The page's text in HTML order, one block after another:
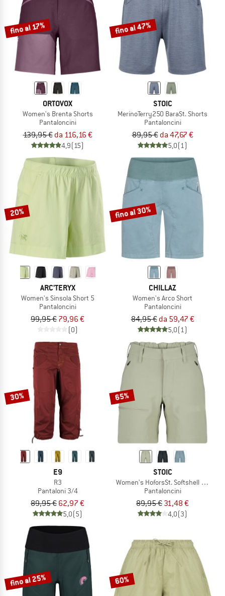
fino al 17%
ORTOVOX
Women's Brenta Shorts
Pantaloncini
139,95 € da 116,16 €
4,9(15)
fino al 47%
STOIC
MerinoTerry250 BaraSt. Shorts
Pantaloncini
89,95 € da 47,67 €
5,0(1)
20%
ARC'TERYX
Women's Sinsola Short 5
Pantaloncini
99,95 € 79,96 €
(0)
fino al 30%
CHILLAZ
Women's Arco Short
Pantaloncini
84,95 € da 59,47 €
5,0(1)
30%
E9
R3
Pantaloni 3/4
89,95 € 62,97 €
5,0(5)
65%
STOIC
Women's HoforsSt. Softshell Shorts
Pantaloncini
89,95 € 31,48 €
4,0(3)
fino al 25% 60%